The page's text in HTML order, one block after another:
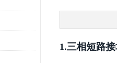
1.三相短路